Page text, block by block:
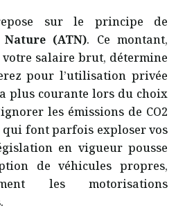
sur le principe de
(ATN). Ce montant,
salaire brut, détermine
pour l’utilisation privée
plus courante lors du choix
les émissions de CO2
font parfois exploser vos
en vigueur pousse
de véhicules propres,
les motorisations